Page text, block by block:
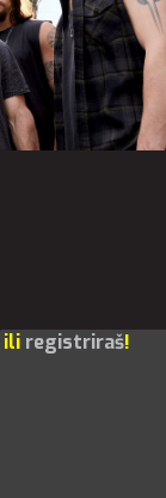
ili registriraš!